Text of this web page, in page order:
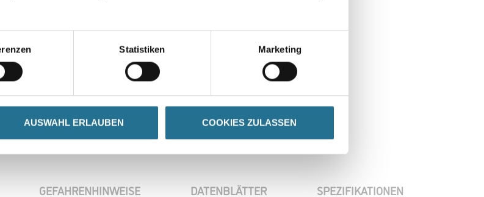
Statistiken Marketing
AUSWAHL ERLAUBEN COOKIES ZULASSEN
GEFAHRENHINWEISE DATENBLÄTTER SPEZIFIKATIONEN